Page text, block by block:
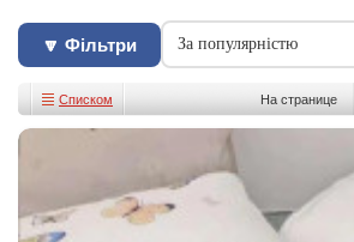
🔽 Фільтри
На странице
Списком
Изображениями